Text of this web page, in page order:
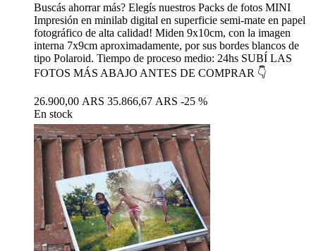
Buscás ahorrar más? Elegís nuestros Packs de fotos MINI
Impresión en minilab digital en superficie semi-mate en papel
fotográfico de alta calidad! Miden 9x10cm, con la imagen
interna 7x9cm aproximadamente, por sus bordes blancos de
tipo Polaroid. Tiempo de proceso medio: 24hs SUBÍ LAS
FOTOS MÁS ABAJO ANTES DE COMPRAR 👇
26.900,00 ARS 35.866,67 ARS -25 %
En stock